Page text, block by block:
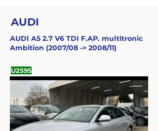
AUDI
AUDI A5 2.7 V6 TDI F.AP. multitronic
Ambition (2007/08 -> 2008/11)
U2595